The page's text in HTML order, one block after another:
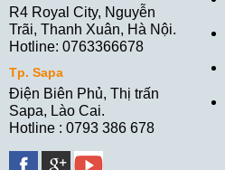
R4 Royal City, Nguyễn
Trãi, Thanh Xuân, Hà Nội.
Hotline: 0763366678
Tp. Sapa
Điện Biên Phủ, Thị trấn
Sapa, Lào Cai.
Hotline : 0793 386 678